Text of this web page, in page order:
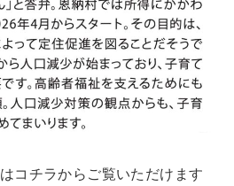
はコチラからご覧いただけます